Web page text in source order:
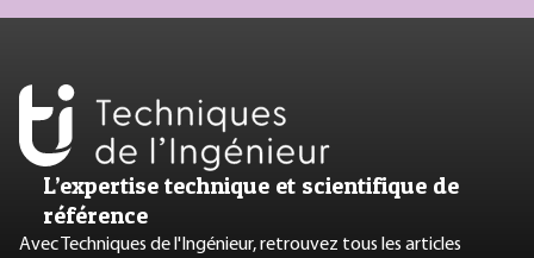
L’expertise technique et scientifique de
référence
Avec Techniques de l'Ingénieur, retrouvez tous les articles